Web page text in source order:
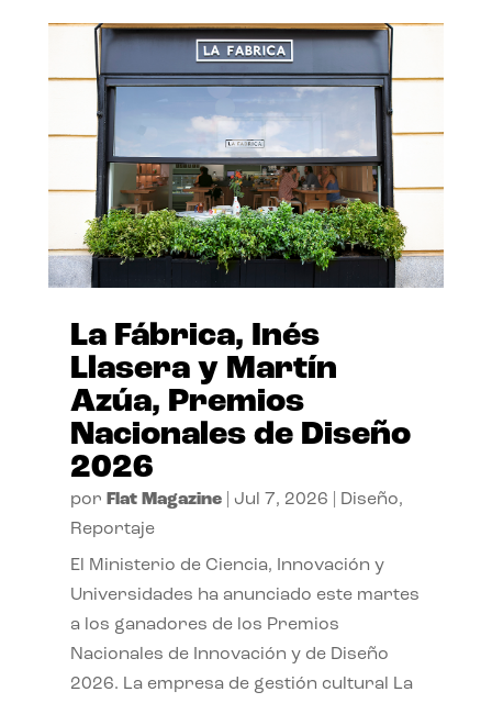
La Fábrica, Inés
Llasera y Martín
Azúa, Premios
Nacionales de Diseño
2026
por Flat Magazine| Jul 7, 2026 Diseño,
Reportaje
El Ministerio de Ciencia, Innovación y
Universidades ha anunciado este martes
a los ganadores de los Premios
Nacionales de Innovación y de Diseño
2026. La empresa de gestión cultural La